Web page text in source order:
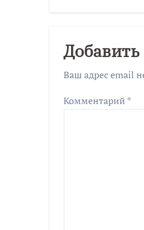
Ваш адрес email
Комментарий *